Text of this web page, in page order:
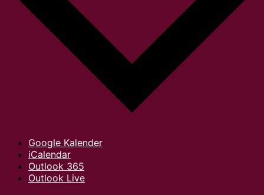
Google Kalender
iCalendar
Outlook 365
Outlook Live